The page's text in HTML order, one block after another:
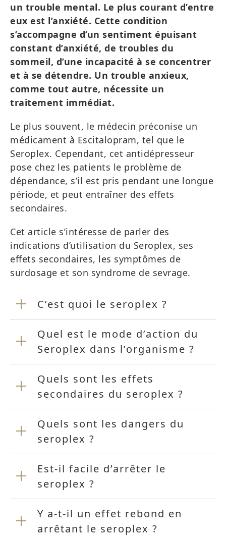
un trouble mental. Le plus courant d’entre
eux est l’anxiété. Cette condition
s’accompagne d’un sentiment épuisant
constant d’anxiété, de troubles du
sommeil, d’une incapacité à se concentrer
et à se détendre. Un trouble anxieux,
comme tout autre, nécessite un
traitement immédiat.
Le plus souvent, le médecin préconise un
médicament à Escitalopram, tel que le
Seroplex. Cependant, cet antidépresseur
pose chez les patients le problème de
dépendance, s’il est pris pendant une longue
période, et peut entraîner des effets
secondaires.
Cet article s’intéresse de parler des
indications d’utilisation du Seroplex, ses
effets secondaires, les symptômes de
surdosage et son syndrome de sevrage.
C’est quoi le seroplex ?
Quel est le mode d’action du
Seroplex dans l’organisme ?
Quels sont les effets
secondaires du seroplex ?
Quels sont les dangers du
seroplex ?
Est-il facile d’arrêter le
seroplex ?
Y a-t-il un effet rebond en
arrêtant le seroplex ?